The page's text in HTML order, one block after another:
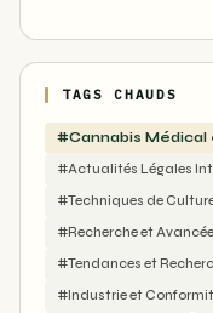
TAGS CHAUDS
#Cannabis Médical
#Actualités Légales
#Techniques de
#Recherche et
#Tendances et
#Industrie et